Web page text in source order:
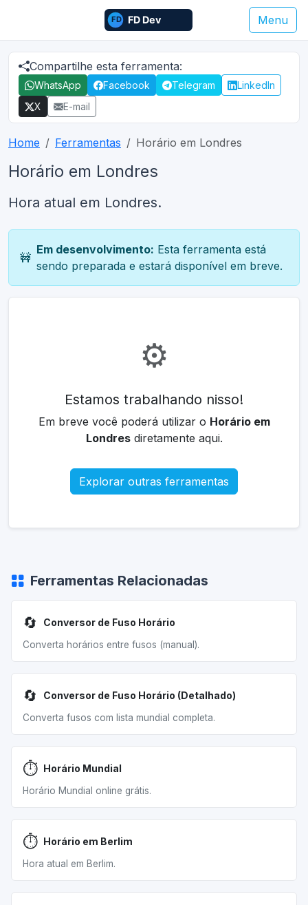
Menu
Compartilhe esta ferramenta:
WhatsApp Facebook Telegram
LinkedIn
X
E-mail
Home Ferramentas Horário em Londres
Horário em Londres
Hora atual em Londres.
🚧
Em desenvolvimento: Esta ferramenta está
sendo preparada e estará disponível em breve.
⚙️
Estamos trabalhando nisso!
Em breve você poderá utilizar o Horário em
Londresdiretamente aqui.
Explorar outras ferramentas
Ferramentas Relacionadas
🔄 Conversor de Fuso Horário
Converta horários entre fusos (manual).
🔄 Conversor de Fuso Horário (Detalhado)
Converta fusos com lista mundial completa.
⏱️ Horário Mundial
Horário Mundial online grátis.
⏱️ Horário em Berlim
Hora atual em Berlim.